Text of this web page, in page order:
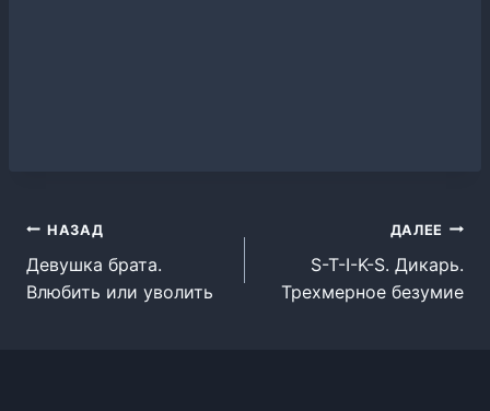
Навигация
по
НАЗАД
Девушка брата.
Влюбить или уволить
ДАЛЕЕ
S-T-I-K-S. Дикарь.
Трехмерное безумие